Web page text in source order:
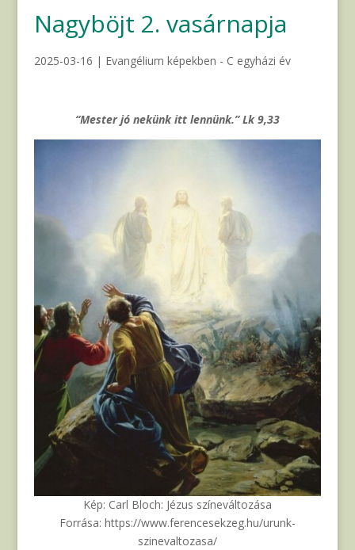
Nagyböjt 2. vasárnapja
2025-03-16 | Evangélium képekben - C egyházi év
“Mester jó nekünk itt lennünk.” Lk 9,33
Kép: Carl Bloch: Jézus színeváltozása
Forrása: https://www.ferencesekzeg.hu/urunk-
szinevaltozasa/